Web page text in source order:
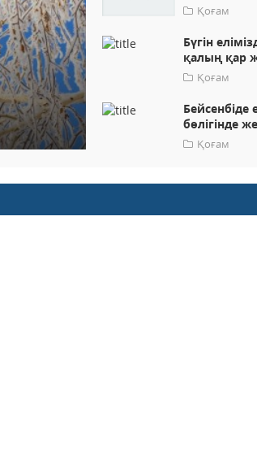
Қоғам
Бүгін
қалың қар
Қоғам
Бейсенбіде
бөлігінде
Қоғам